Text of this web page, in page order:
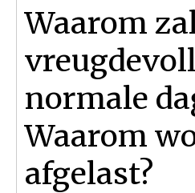
Waarom
normale
Waarom
afgelast?